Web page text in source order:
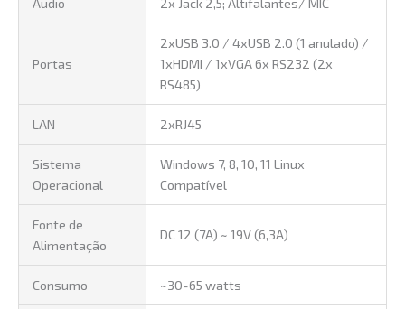
Portas
2xUSB 3.0 / 4xUSB 2.0 (1 anulado) /
1xHDMI / 1xVGA 6x RS232 (2x
RS485)
LAN 2xRJ45
Sistema
Operacional
Windows 7, 8, 10, 11 Linux
Compatível
Fonte de
Alimentação
DC 12 (7A) ~ 19V (6,3A)
Consumo ~30-65 watts